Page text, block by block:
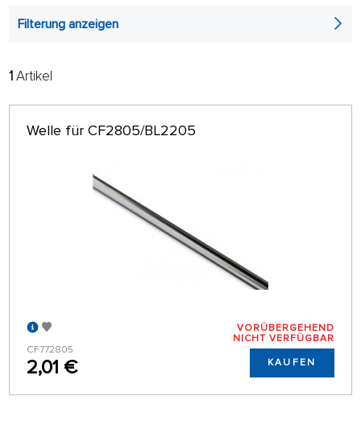
Filterung anzeigen
FILTER:
ALPHABETISCH
1Artikel
Welle für CF2805/BL2205
CF772805
2,01 €
VORÜBERGEHEND
NICHT VERFÜGBAR
KAUFEN